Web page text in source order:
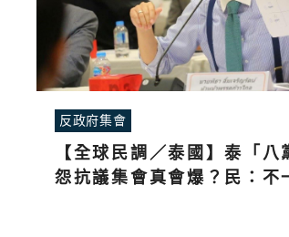
反政府集會
【全球民調／泰國】泰「八
怨抗議集會真會爆？民：不